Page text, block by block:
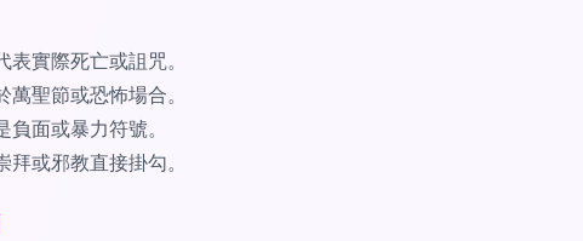
實際死亡或詛咒。
聖節或恐怖場合。
面或暴力符號。
或邪教直接掛勾。